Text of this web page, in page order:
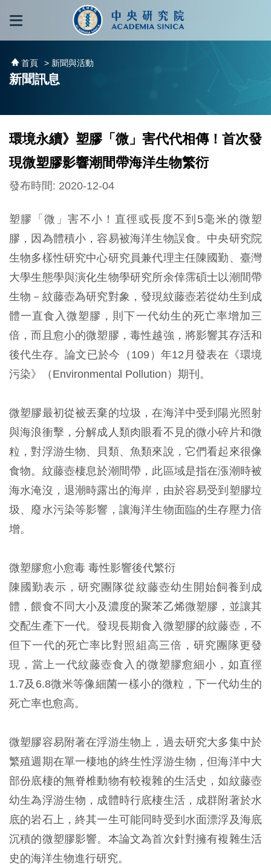
跳到主要內容區塊
首頁 > 新聞與活動
新聞訊息
環境永續》塑膠「微」害代代相傳！首次發
現微塑膠影響潮間帶海洋生物繁衍
發布時間: 2020-12-04
塑膠「微」害不小！直徑或長度不到5毫米的微塑
膠，因為體積小，容易被海洋生物誤食。中央研究院
生物多樣性研究中心研究員兼代理主任陳國勤、臺灣
大學生態學與演化生物學研究所余倖霈碩士以潮間帶
生物－紋藤壺為研究對象，發現紋藤壺若從幼生到成
體一直食入微塑膠，則下一代幼生的死亡率增加三
倍，而且愈小的微塑膠，毒性越強，將影響其存活和
後代生存。論文已於今（109）年12月發表在《環境
污染》（Environmental Pollution）期刊。
微塑膠最初從被丟棄的垃圾，在海洋中受到陽光照射
與海浪衝擊，分解成人類肉眼看不見的微小碎片和微
粒，對浮游生物、貝類、魚類來說，它們看起來很像
食物。紋藤壺棲息於潮間帶，此區域是指在漲潮時被
海水淹沒，退潮時露出的海岸，由於容易受到塑膠垃
圾、廢水污染等影響，讓海洋生物面臨的生存壓力倍
增。
微塑膠愈小愈毒 毒性影響後代繁衍
陳國勤表示，研究團隊從紋藤壺幼生開始飼養到成
體，餵食不同大小及濃度的聚苯乙烯微塑膠，並讓其
交配生產下一代。發現長期食入微塑膠的紋藤壺，不
但下一代的死亡率比對照組高三倍，研究團隊更發
現，當上一代紋藤壺食入的微塑膠愈細小，如直徑
1.7及6.8微米等像細菌一樣小的微粒，下一代幼生的
死亡率也愈高。
微塑膠容易附著在浮游生物上，過去研究大多集中於
繁殖週期在單一棲地的終生性浮游生物，但海洋中大
部份底棲的無脊椎動物有較複雜的生活史，如紋藤壺
幼生為浮游生物，成體時行底棲生活，成群附著於水
底的岩石上，終其一生可能同時受到水面漂浮及海底
沉積的微塑膠影響。本論文為首次針對擁有複雜生活
史的海洋生物進行研究。